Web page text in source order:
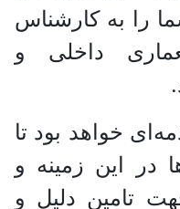
را به کارشناس
داخلی و
خواهد بود تا
در این زمینه و
تامین دلیل و